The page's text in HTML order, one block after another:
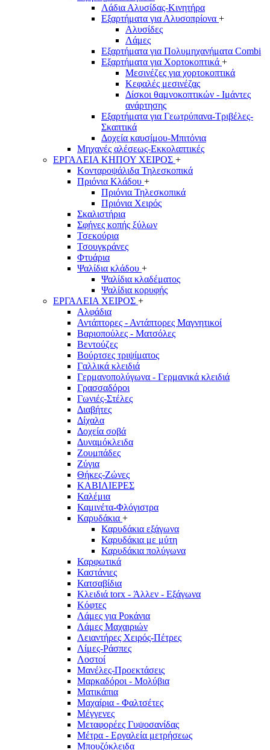
Λάδια Αλυσίδας-Κινητήρα
Εξαρτήματα για Αλυσοπρίονα +
Αλυσίδες
Λάμες
Εξαρτήματα για Πολυμηχανήματα Combi
Εξαρτήματα για Χορτοκοπτικά +
Μεσινέζες για χορτοκοπτικά
Κεφαλές μεσινέζας
Δίσκοι θαμνοκοπτικών - Ιμάντες
ανάρτησης
Εξαρτήματα για Γεωτρύπανα-Τριβέλες-
Σκαπτικά
Δοχεία καυσίμου-Μπιτόνια
Μηχανές αλέσεως-Εκκολαπτικές
ΕΡΓΑΛΕΙΑ ΚΗΠΟΥ ΧΕΙΡΟΣ +
Κονταροψάλιδα Τηλεσκοπικά
Πριόνια Κλάδου +
Πριόνια Τηλεσκοπικά
Πριόνια Χειρός
Σκαλιστήρια
Σφήνες κοπής ξύλων
Τσεκούρια
Τσουγκράνες
Φτυάρια
Ψαλίδια κλάδου +
Ψαλίδια κλαδέματος
Ψαλίδια κορυφής
ΕΡΓΑΛΕΙΑ ΧΕΙΡΟΣ +
Αλφάδια
Αντάπτορες - Αντάπτορες Μαγνητικοί
Βαριοπούλες - Ματσόλες
Βεντούζες
Βούρτσες τριψίματος
Γαλλικά κλειδιά
Γερμανοπολύγωνα - Γερμανικά κλειδιά
Γρασσαδόροι
Γωνιές-Στέλες
Διαβήτες
Δίχαλα
Δοχεία σοβά
Δυναμόκλειδα
Ζουμπάδες
Ζύγια
Θήκες-Ζώνες
ΚΑΒΙΛΙΕΡΕΣ
Καλέμια
Καμινέτα-Φλόγιστρα
Καρυδάκια +
Καρυδάκια εξάγωνα
Καρυδάκια με μύτη
Καρυδάκια πολύγωνα
Καρφωτικά
Καστάνιες
Κατσαβίδια
Κλειδιά torx - Άλλεν - Εξάγωνα
Κόφτες
Λάμες για Ροκάνια
Λάμες Μαχαιριών
Λειαντήρες Χειρός-Πέτρες
Λίμες-Ράσπες
Λοστοί
Μανέλες-Προεκτάσεις
Μαρκαδόροι - Μολύβια
Ματικάπια
Μαχαίρια - Φαλτσέτες
Μέγγενες
Μεταφορέες Γυψοσανίδας
Μέτρα - Εργαλεία μετρήσεως
Μπουζόκλειδα